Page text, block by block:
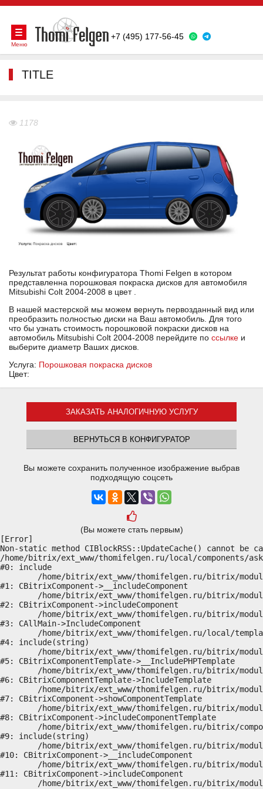
+7 (495) 177-56-45
Меню
TITLE
1178
Результат работы конфигуратора Thomi Felgen в котором
представленна порошковая покраска дисков для автомобиля
Mitsubishi Colt 2004-2008 в цвет .
В нашей мастерской мы можем вернуть первозданный вид или
преобразить полностью диски на Ваш автомобиль. Для того
что бы узнать стоимость порошковой покраски дисков на
автомобиль Mitsubishi Colt 2004-2008 перейдите по ссылке и
выберите диаметр Ваших дисков.
Услуга: Порошковая покраска дисков
Цвет:
ЗАКАЗАТЬ АНАЛОГИЧНУЮ УСЛУГУ
ВЕРНУТЬСЯ В КОНФИГУРАТОР
Вы можете сохранить полученное изображение выбрав
подходящую соцсеть
(Вы можете стать первым)
[Error]
Non-static method CIBlockRSS::UpdateCache() cannot
/home/bitrix/ext_www/thomifelgen.ru/local/components/
#0: include
#1: CBitrixComponent->__includeComponent
#2: CBitrixComponent->includeComponent
#3: CAllMain->IncludeComponent
#4: include(string)
#5: CBitrixComponentTemplate->__IncludePHPTemplate
#6: CBitrixComponentTemplate->IncludeTemplate
#7: CBitrixComponent->showComponentTemplate
#8: CBitrixComponent->includeComponentTemplate
#9: include(string)
#10: CBitrixComponent->__includeComponent
#11: CBitrixComponent->includeComponent